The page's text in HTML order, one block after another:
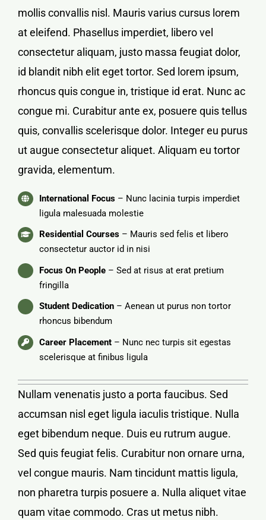
mollis convallis nisl. Mauris varius cursus lorem
at eleifend. Phasellus imperdiet, libero vel
consectetur aliquam, justo massa feugiat dolor,
id blandit nibh elit eget tortor. Sed lorem ipsum,
rhoncus quis congue in, tristique id erat. Nunc ac
congue mi. Curabitur ante ex, posuere quis tellus
quis, convallis scelerisque dolor. Integer eu purus
ut augue consectetur aliquet. Aliquam eu tortor
gravida, elementum.
International Focus – Nunc lacinia turpis imperdiet
ligula malesuada molestie
Residential Courses – Mauris sed felis et libero
consectetur auctor id in nisi
Focus On People – Sed at risus at erat pretium
fringilla
Student Dedication – Aenean ut purus non tortor
rhoncus bibendum
Career Placement – Nunc nec turpis sit egestas
scelerisque at finibus ligula
Nullam venenatis justo a porta faucibus. Sed
accumsan nisl eget ligula iaculis tristique. Nulla
eget bibendum neque. Duis eu rutrum augue.
Sed quis feugiat felis. Curabitur non ornare urna,
vel congue mauris. Nam tincidunt mattis ligula,
non pharetra turpis posuere a. Nulla aliquet vitae
quam vitae commodo. Cras ut metus nibh.